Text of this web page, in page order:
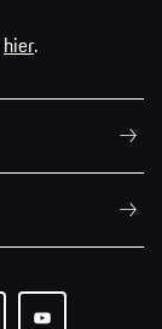
hier.